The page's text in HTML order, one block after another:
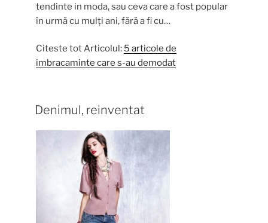
tendinte in moda, sau ceva care a fost popular
în urmă cu mulți ani, fără a fi cu…
Citeste tot Articolul: 5 articole de
imbracaminte care s-au demodat
Denimul, reinventat